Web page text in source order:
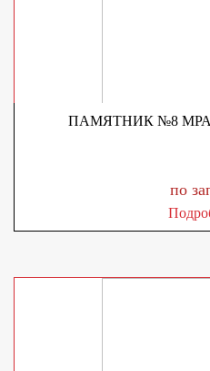
ПАМЯТНИК №8
по